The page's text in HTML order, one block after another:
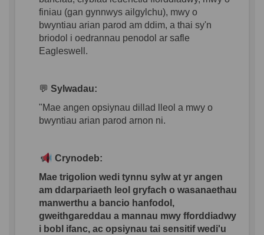
finiau (gan gynnwys ailgylchu), mwy o
bwyntiau arian parod am ddim, a thai sy'n
briodol i oedrannau penodol ar safle
Eagleswell.
💬 Sylwadau:
"Mae angen opsiynau dillad lleol a mwy o
bwyntiau arian parod arnon ni.
Crynodeb:
Mae trigolion wedi tynnu sylw at yr angen
am ddarpariaeth leol gryfach o wasanaethau
manwerthu a bancio hanfodol,
gweithgareddau a mannau mwy fforddiadwy
i bobl ifanc, ac opsiynau tai sensitif wedi'u